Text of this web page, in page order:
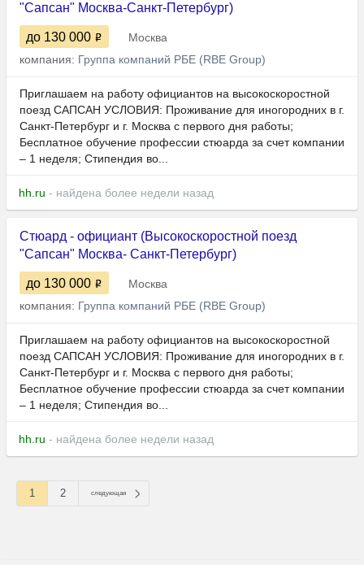
"Сапсан" Москва-Санкт-Петербург)
до 130 000
Москва
компания: Группа компаний РБЕ (RBE Group)
Приглашаем на работу официантов на высокоскоростной
поезд САПСАН УСЛОВИЯ: Проживание для иногородних в г.
Санкт-Петербург и г. Москва с первого дня работы;
Бесплатное обучение профессии стюарда за счет компании
– 1 неделя; Стипендия во...
hh.ru - найдена более недели назад
Стюард - официант (Высокоскоростной поезд
"Сапсан" Москва- Санкт-Петербург)
до 130 000
Москва
компания: Группа компаний РБЕ (RBE Group)
Приглашаем на работу официантов на высокоскоростной
поезд САПСАН УСЛОВИЯ: Проживание для иногородних в г.
Санкт-Петербург и г. Москва с первого дня работы;
Бесплатное обучение профессии стюарда за счет компании
– 1 неделя; Стипендия во...
hh.ru - найдена более недели назад
1 2 следующая